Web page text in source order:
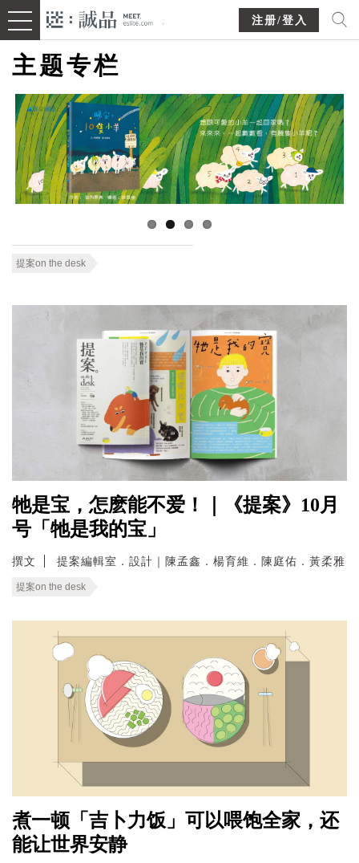
注册/登入
主题专栏
提案on the desk
牠是宝，怎麽能不爱！｜《提案》10月
号「牠是我的宝」
撰文 提案編輯室．設計｜陳孟鑫．楊育維．陳庭佑．黃柔雅
提案on the desk
煮一顿「吉卜力饭」可以喂饱全家，还
能让世界安静